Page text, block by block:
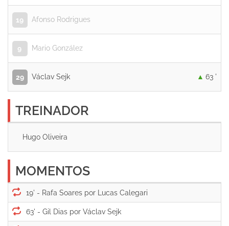
19 Afonso Rodrigues
9 Mario González
29 Václav Sejk 63 '
TREINADOR
Hugo Oliveira
MOMENTOS
19' -
63' -